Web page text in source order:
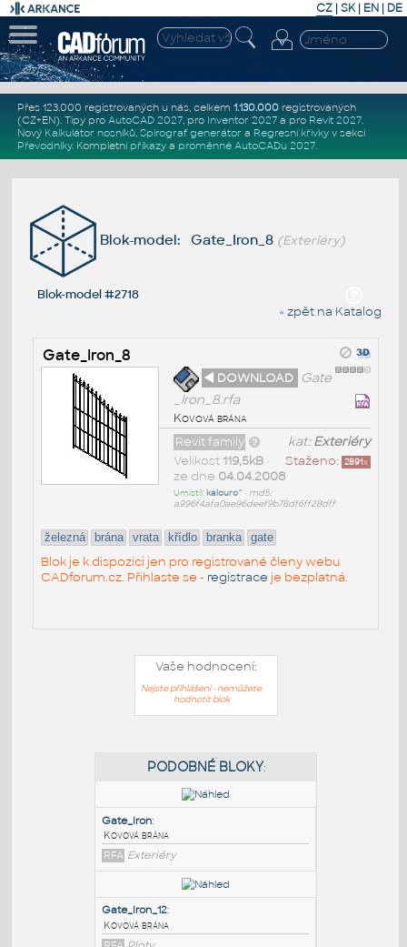
CZ | SK| EN | DE
Přes 123.000 registrovaných u nás, celkem 1.130.000registrovaných
(CZ+EN). Tipy pro AutoCAD 2027, pro Inventor 2027a pro Revit 2027.
Nový Kalkulátor nosníků, Spirograf generátor a Regresní křivkyv sekci
Převodníky. Kompletní příkazya proměnné AutoCADu 2027.
Blok-model: Gate_Iron_8 (Exteriéry)
Blok-model #2718
« zpět na Katalog
Gate_Iron_8
◄ DOWNLOAD Gate
_Iron_8.rfa
Kovová brána
kat:Exteriéry
Revit family
Staženo: 2891x
Velikost 119,5kB•
ze dne 04.04.2008
Umístil: kalouro^ • md5:
a996f4afa0ae96deef9b78df6ff28dff
železná brána vrata křídlo branka gate
Blok je k dispozici jen pro registrované členy webu
CADforum.cz. Přihlaste se - registrace je bezplatná.
Vaše hodnocení:
Nejste přihlášeni - nemůžete
hodnotit blok
PODOBNÉ BLOKY